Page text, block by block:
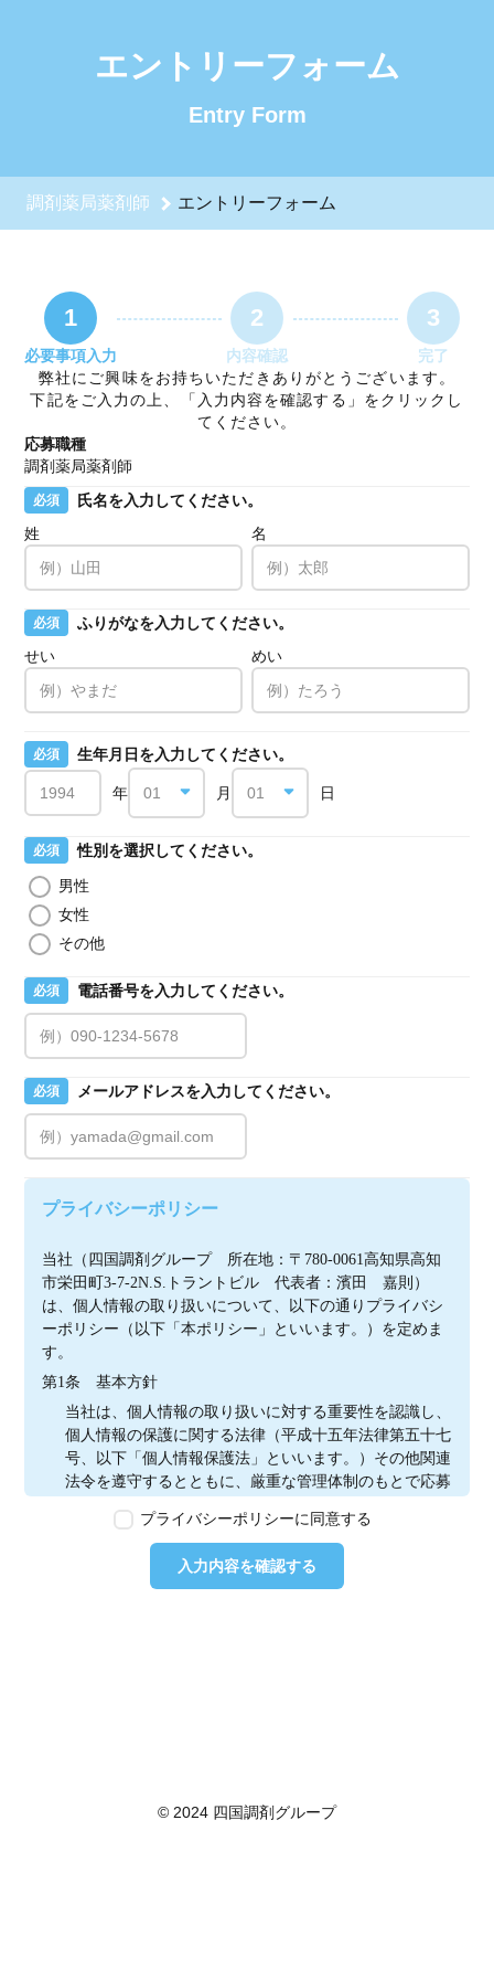
エントリーフォーム
Entry Form
調剤薬局薬剤師 エントリーフォーム
1
必要事項入力
2
内容確認
3
完了
弊社にご興味をお持ちいただきありがとうございます。
下記をご入力の上、「入力内容を確認する」をクリックし
てください。
応募職種
調剤薬局薬剤師
必須
氏名を入力してください。
姓
名
必須
ふりがなを入力してください。
せい
めい
必須 生年月日を入力してください。
年 月 日
必須
性別を選択してください。
男性
女性
その他
必須 電話番号を入力してください。
必須 メールアドレスを入力してください。
プライバシーポリシー
当社（四国調剤グループ　所在地：〒780-0061高知県高知
市栄田町3-7-2N.S.トラントビル　代表者：濱田　嘉則）
は、個人情報の取り扱いについて、以下の通りプライバシ
ーポリシー（以下「本ポリシー」といいます。）を定めま
す。
第1条　基本方針
当社は、個人情報の取り扱いに対する重要性を認識し、
個人情報の保護に関する法律（平成十五年法律第五十七
号、以下「個人情報保護法」といいます。）その他関連
法令を遵守するとともに、厳重な管理体制のもとで応募
本ウェブサイトで取得する個人情報に限り適用されるも
のとします。
第2条　個人情報の定義
情報取扱事業者が、開示、内容の訂正、追加又は削除、
プライバシーポリシーに同意する
入力内容を確認する
© 2024 四国調剤グループ